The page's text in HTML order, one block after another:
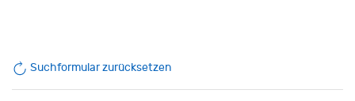
Suchformular zurücksetzen